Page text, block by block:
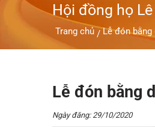
Hội đồng họ
Trang chủ / Lễ đón
Lễ đón bằng
Ngày đăng: 29/10/2020